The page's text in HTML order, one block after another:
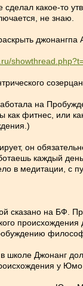
сделал какое-то
не знаю.
джонангпа
на
как фитнес, или
он
каждый
в медитации, с
сказано на БФ.
школе Джонанг
у